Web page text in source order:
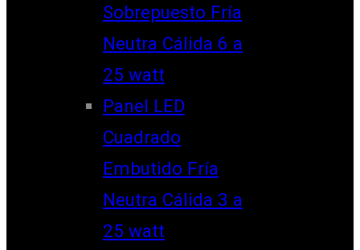
Sobrepuesto Fría
Neutra Cálida 6 a
25 watt
Panel LED
Cuadrado
Embutido Fría
Neutra Cálida 3 a
25 watt